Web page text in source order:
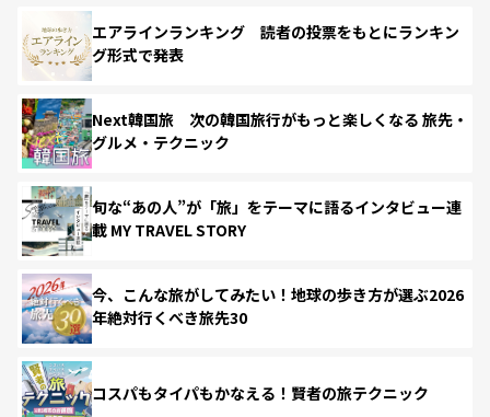
エアラインランキング 読者の投票をもとにランキン
グ形式で発表
Next韓国旅 次の韓国旅行がもっと楽しくなる 旅先・
グルメ・テクニック
旬な“あの人”が「旅」をテーマに語るインタビュー連
載 MY TRAVEL STORY
今、こんな旅がしてみたい！地球の歩き方が選ぶ2026
年絶対行くべき旅先30
コスパもタイパもかなえる！賢者の旅テクニック